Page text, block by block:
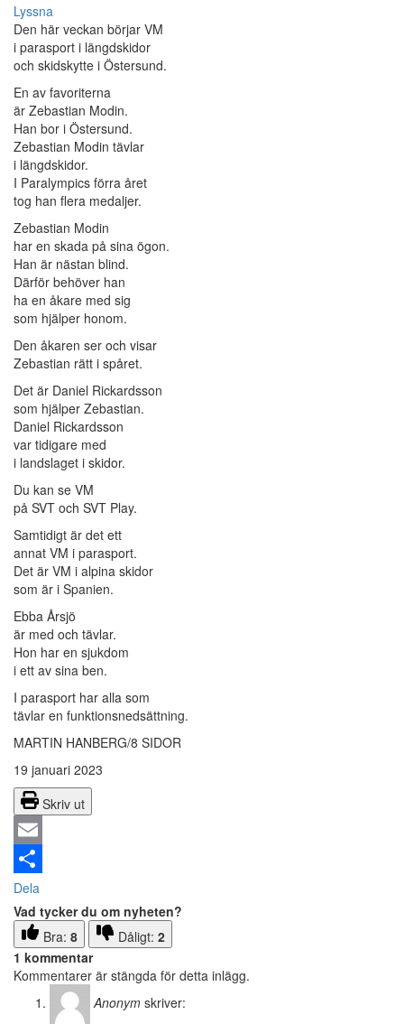
Lyssna
Den här veckan börjar VM
i parasport i längdskidor
och skidskytte i Östersund.
En av favoriterna
är Zebastian Modin.
Han bor i Östersund.
Zebastian Modin tävlar
i längdskidor.
I Paralympics förra året
tog han flera medaljer.
Zebastian Modin
har en skada på sina ögon.
Han är nästan blind.
Därför behöver han
ha en åkare med sig
som hjälper honom.
Den åkaren ser och visar
Zebastian rätt i spåret.
Det är Daniel Rickardsson
som hjälper Zebastian.
Daniel Rickardsson
var tidigare med
i landslaget i skidor.
Du kan se VM
på SVT och SVT Play.
Samtidigt är det ett
annat VM i parasport.
Det är VM i alpina skidor
som är i Spanien.
Ebba Årsjö
är med och tävlar.
Hon har en sjukdom
i ett av sina ben.
I parasport har alla som
tävlar en funktionsnedsättning.
MARTIN HANBERG/8 SIDOR
19 januari 2023
Skriv ut
Email
Dela
Vad tycker du om nyheten?
Bra: 8 Dåligt: 2
1 kommentar
Kommentarer är stängda för detta inlägg.
Anonym skriver: